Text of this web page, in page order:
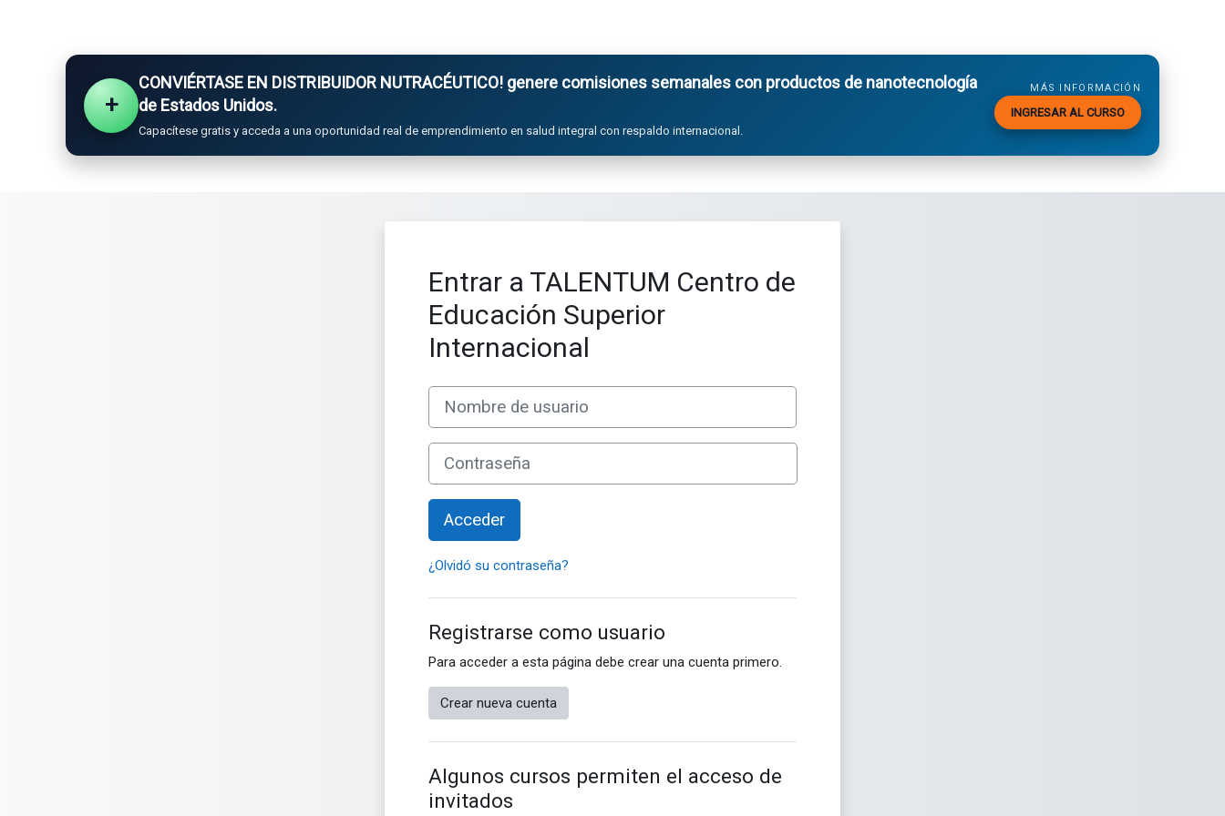
+
CONVIÉRTASE EN DISTRIBUIDOR NUTRACÉUTICO! genere comisiones semanales con productos de nanotecnología
de Estados Unidos.
Capacítese gratis y acceda a una oportunidad real de emprendimiento en salud integral con respaldo internacional.
MÁS INFORMACIÓN
INGRESAR AL CURSO
Entrar a TALENTUM Centro de
Educación Superior
Internacional
Saltar a creación de una nueva cuenta
Nombre de usuario
Contraseña
Acceder
¿Olvidó su contraseña?
Registrarse como usuario
Para acceder a esta página debe crear una cuenta primero.
Crear nueva cuenta
Algunos cursos permiten el acceso de
invitados